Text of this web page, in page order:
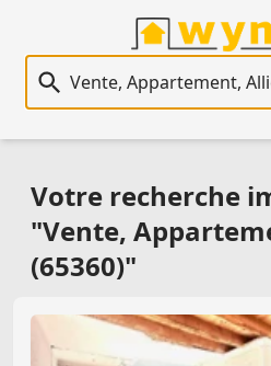
Recherche immobilière
Votre recherche
"Vente,
(65360)"